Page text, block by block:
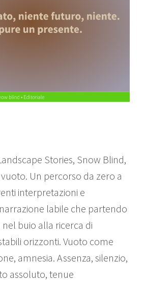
Stories, Snow Blind,
Un percorso da zero a
interpretazioni e
labile che partendo
buio alla ricerca di
orizzonti. Vuoto come
amnesia. Assenza, silenzio,
assoluto, tenue